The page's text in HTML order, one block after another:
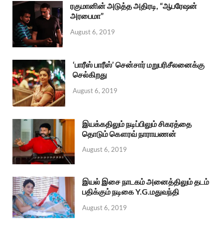
ரகுமானின் அடுத்த அதிரடி, “ஆபரேஷன்
அரபைமா”
August 6, 2019
‘பாரீஸ் பாரீஸ்’ சென்சார் மறுபரிசீலனைக்கு
செல்கிறது
August 6, 2019
இயக்கதிலும் நடிப்பிலும் சிகரத்தை
தொடும் கௌரவ் நாராயணன்
August 6, 2019
இயல் இசை நாடகம் அனைத்திலும் தடம்
பதிக்கும் நடிகை Y.G.மதுவந்தி
August 6, 2019